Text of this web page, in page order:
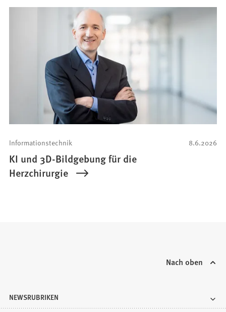
8.6.2026
Informationstechnik
KI und 3D-Bildgebung für die
Herzchirurgie
Nach oben
NEWSRUBRIKEN